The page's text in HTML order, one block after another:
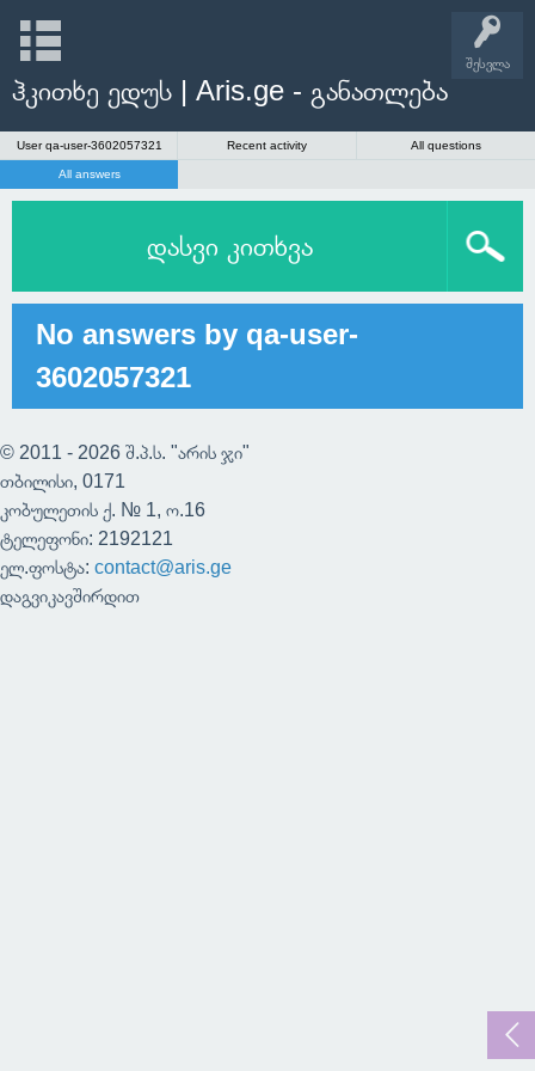
შესვლა
ჰკითხე ედუს | Aris.ge - განათლება
User qa-user-3602057321 Recent activity All questions
All answers
დასვი კითხვა
No answers by qa-user-
3602057321
© 2011 - 2026 შ.პ.ს. "არის ჯი"
თბილისი, 0171
კობულეთის ქ. № 1, ო.16
ტელეფონი: 2192121
ელ.ფოსტა: contact@aris.ge
დაგვიკავშირდით